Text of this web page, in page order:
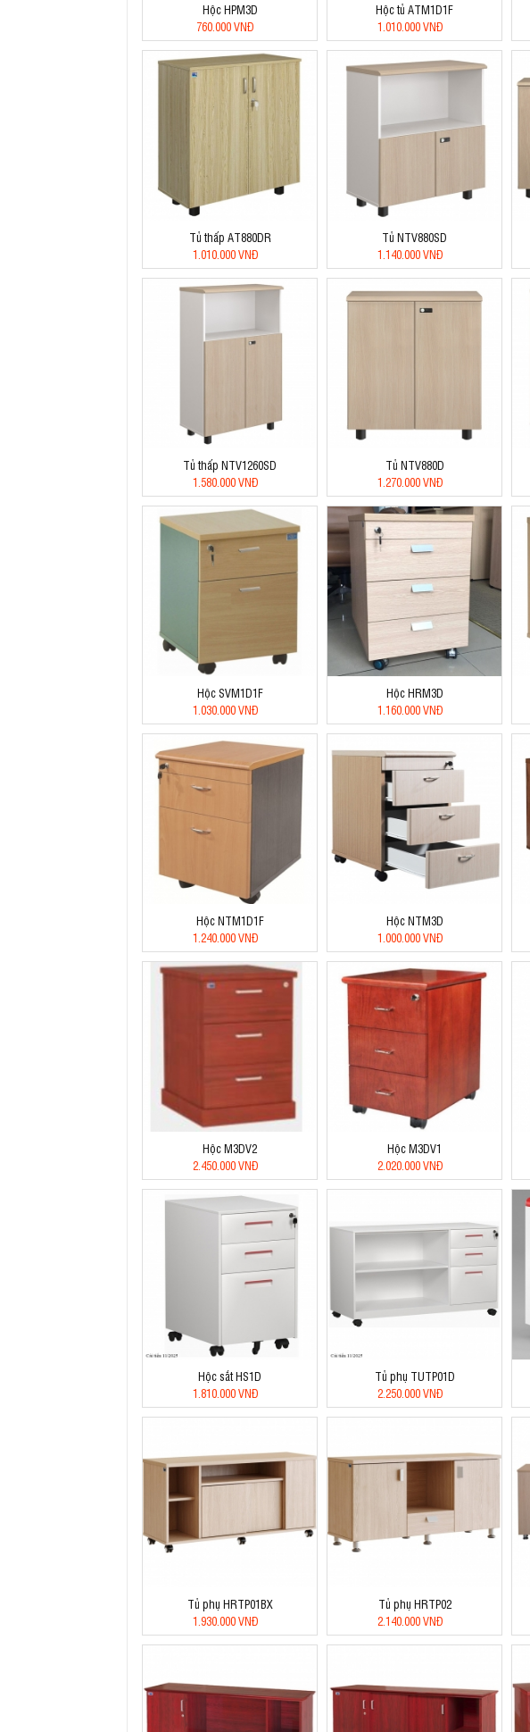
Hộc HPM3D
760.000 VNĐ
Hộc tủ ATM1D1F
1.010.000 VNĐ
Tủ thấp AT880DR
1.010.000 VNĐ
Tủ NTV880SD
1.140.000 VNĐ
Tủ thấp NTV1260SD
1.580.000 VNĐ
Tủ NTV880D
1.270.000 VNĐ
Hộc SVM1D1F
1.030.000 VNĐ
Hộc HRM3D
1.160.000 VNĐ
Hộc NTM1D1F
1.240.000 VNĐ
Hộc NTM3D
1.000.000 VNĐ
Hộc M3DV2
2.450.000 VNĐ
Hộc M3DV1
2.020.000 VNĐ
Hộc sắt HS1D
1.810.000 VNĐ
Tủ phụ TUTP01D
2.250.000 VNĐ
Tủ phụ HRTP01BX
1.930.000 VNĐ
Tủ phụ HRTP02
2.140.000 VNĐ